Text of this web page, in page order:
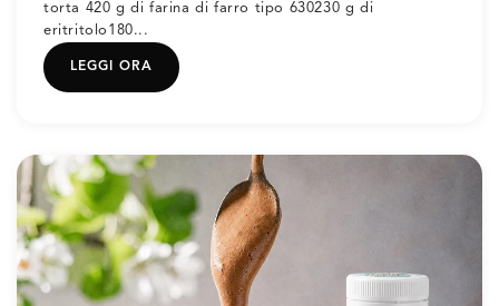
torta 420 g di farina di farro tipo 630230 g di
eritritolo180...
LEGGI ORA